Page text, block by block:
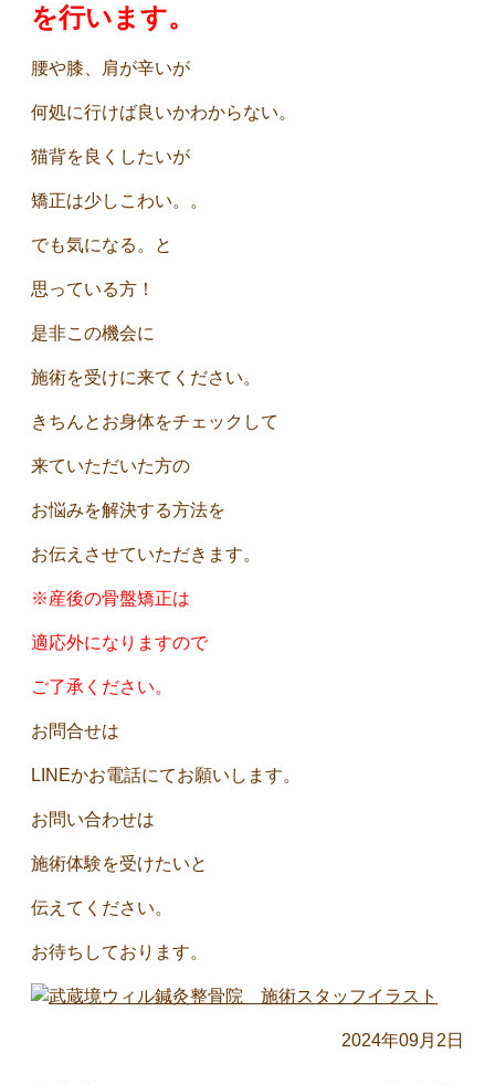
を行います。
腰や膝、肩が辛いが
何処に行けば良いかわからない。
猫背を良くしたいが
矯正は少しこわい。。
でも気になる。と
思っている方！
是非この機会に
施術を受けに来てください。
きちんとお身体をチェックして
来ていただいた方の
お悩みを解決する方法を
お伝えさせていただきます。
※産後の骨盤矯正は
適応外になりますので
ご了承ください。
お問合せは
LINEかお電話にてお願いします。
お問い合わせは
施術体験を受けたいと
伝えてください。
お待ちしております。
2024年09月2日